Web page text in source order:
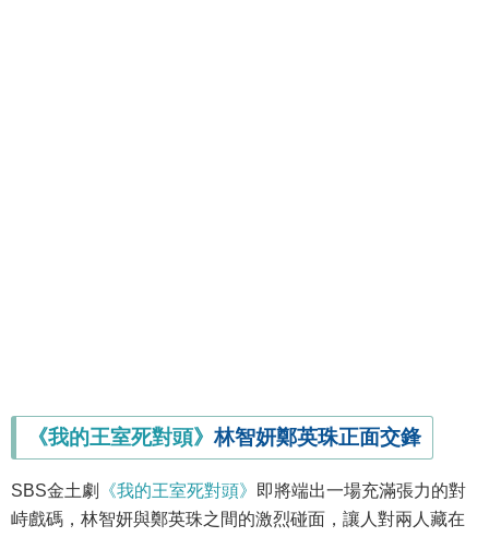
《我的王室死對頭》林智妍鄭英珠正面交鋒
SBS金土劇 《我的王室死對頭》
即將端出一場充滿張力的對
峙戲碼，林智妍與鄭英珠之間的激烈碰面，讓人對兩人藏在